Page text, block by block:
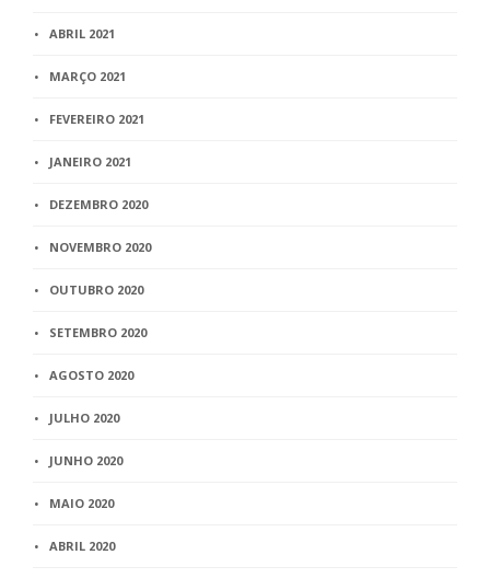
ABRIL 2021
MARÇO 2021
FEVEREIRO 2021
JANEIRO 2021
DEZEMBRO 2020
NOVEMBRO 2020
OUTUBRO 2020
SETEMBRO 2020
AGOSTO 2020
JULHO 2020
JUNHO 2020
MAIO 2020
ABRIL 2020